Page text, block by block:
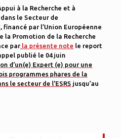
à la Recherche et à
le Secteur de
financé par l’Union Européenne
la Promotion de la Recherche
par la présente note le report
publié le 04 juin
d’un(e) Expert (e) pour une
programmes phares de la
le secteur de l’ESRS jusqu’au